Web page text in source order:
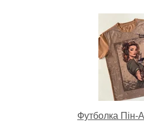
Футболка Пін-